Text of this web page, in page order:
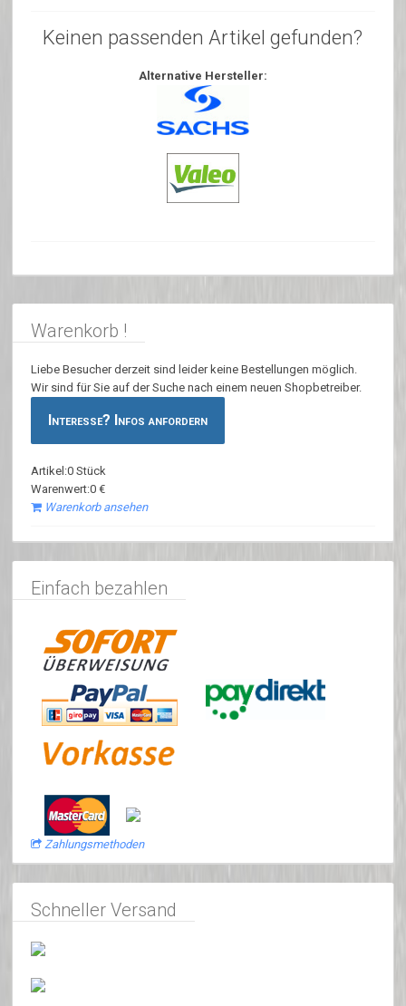
Keinen passenden Artikel gefunden?
Alternative Hersteller:
Warenkorb !
Liebe Besucher derzeit sind leider keine Bestellungen möglich.
Wir sind für Sie auf der Suche nach einem neuen Shopbetreiber.
Interesse? Infos anfordern
Artikel:0 Stück
Warenwert:0 €
Warenkorb ansehen
Einfach bezahlen
Zahlungsmethoden
Schneller Versand